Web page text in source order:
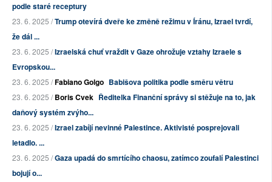
podle staré receptury
23. 6. 2025 /Trump otevírá dveře ke změně režimu v Íránu, Izrael tvrdí,
že dál ...
23. 6. 2025 /Izraelská chuť vraždit v Gaze ohrožuje vztahy Izraele s
Evropskou...
23. 6. 2025 /Fabiano Golgo Babišova politika podle směru větru
23. 6. 2025 /Boris Cvek Ředitelka Finanční správy si stěžuje na to, jak
daňový systém zvýho...
23. 6. 2025 /Izrael zabíjí nevinné Palestince. Aktivisté posprejovali
letadlo. ...
23. 6. 2025 /Gaza upadá do smrtícího chaosu, zatímco zoufalí Palestinci
bojují o...